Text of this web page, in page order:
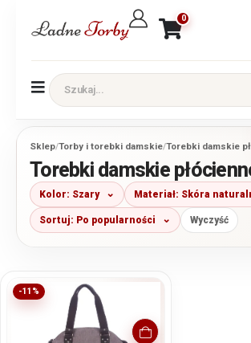
0
Sklep/Torby i torebki damskie/Torebki damskie
Torebki damskie
Kolor: Szary Materiał: Skóra
Sortuj: Po popularności Wyczyść
-11%